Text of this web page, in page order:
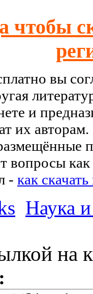
вы
и
их
вопросы как
- как
Наука
на